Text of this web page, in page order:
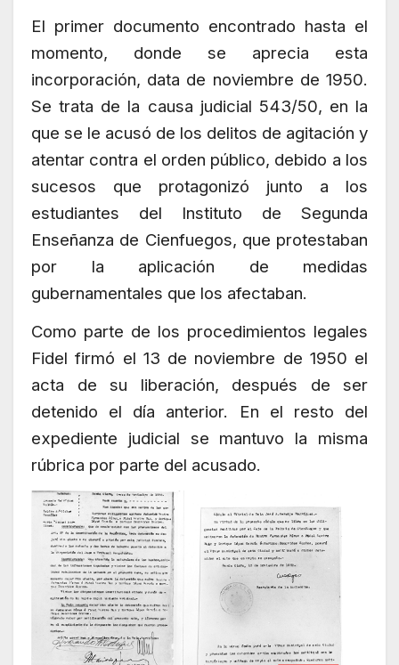
El primer documento encontrado hasta el
momento, donde se aprecia esta
incorporación, data de noviembre de 1950.
Se trata de la causa judicial 543/50, en la
que se le acusó de los delitos de agitación y
atentar contra el orden público, debido a los
sucesos que protagonizó junto a los
estudiantes del Instituto de Segunda
Enseñanza de Cienfuegos, que protestaban
por la aplicación de medidas
gubernamentales que los afectaban.
Como parte de los procedimientos legales
Fidel firmó el 13 de noviembre de 1950 el
acta de su liberación, después de ser
detenido el día anterior. En el resto del
expediente judicial se mantuvo la misma
rúbrica por parte del acusado.